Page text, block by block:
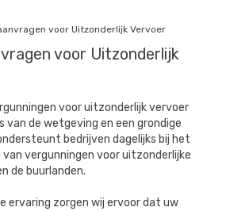
voor Uitzonderlijk Vervoer
voor Uitzonderlijk
voor uitzonderlijk vervoer
van de wetgeving en een grondige
bedrijven dagelijks bij het
vergunningen voor uitzonderlijke
de buurlanden.
ervaring zorgen wij ervoor dat uw